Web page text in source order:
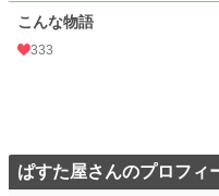
上水道は泥水が逆流し、灯りは消
「戻って契約書を書いてくれ！」
行く先々で、彼女の言葉に感動し
氷の令嬢と呼ばれた翻訳官が、世
自由を手に入れるまでの物語。
こんな物語
333
ぱすた屋さんのプロフィ